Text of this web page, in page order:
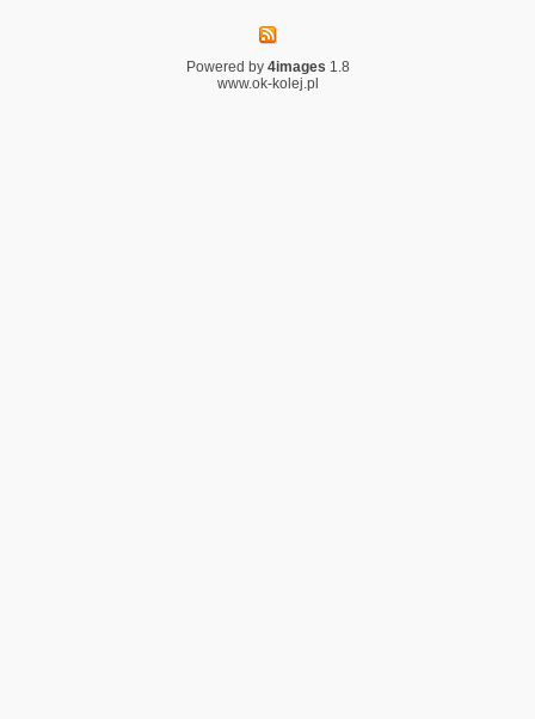
Powered by 4images 1.8
www.ok-kolej.pl